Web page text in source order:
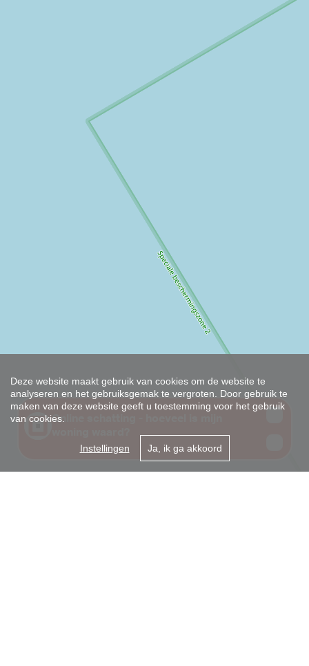
Deze website maakt gebruik van cookies om de website te
analyseren en het gebruiksgemak te vergroten. Door gebruik te
maken van deze website geeft u toestemming voor het gebruik
van cookies.
Instellingen Ja, ik ga akkoord